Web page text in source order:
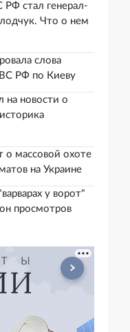
стал генерал-
Что о нем
слова
РФ по Киеву
на новости о
массовой охоте
на Украине
у ворот"
просмотров